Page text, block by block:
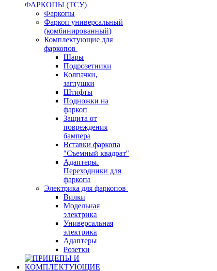
ФАРКОПЫ (ТСУ)
Фаркопы
Фаркоп универсальный
(комбинированный)
Комплектующие для
фаркопов
Шары
Подрозетники
Колпачки,
заглушки
Штифты
Подножки на
фаркоп
Защита от
повреждения
бампера
Вставки фаркопа
"Съемный квадрат"
Адаптеры.
Переходники для
фаркопа
Электрика для фаркопов
Вилки
Модельная
электрика
Универсальная
электрика
Адаптеры
Розетки